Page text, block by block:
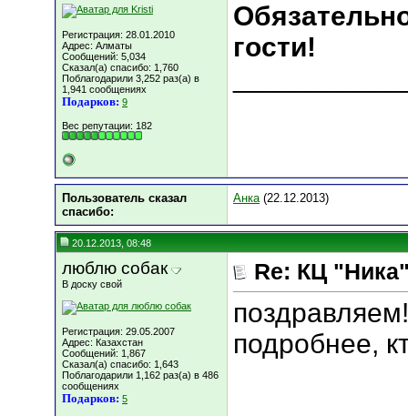
Регистрация: 28.01.2010
Адрес: Алматы
Сообщений: 5,034
Сказал(а) спасибо: 1,760
Поблагодарили 3,252 раз(а) в
1,941 сообщениях
Подарков: 9
Вес репутации: 182
гости!
Пользователь сказал
cпасибо:
Анка(22.12.2013)
20.12.2013, 08:48
люблю собак
В доску свой
Регистрация: 29.05.2007
Адрес: Казахстан
Сообщений: 1,867
Сказал(а) спасибо: 1,643
Поблагодарили 1,162 раз(а) в 486
сообщениях
Подарков: 5
Re: КЦ
подробнее,